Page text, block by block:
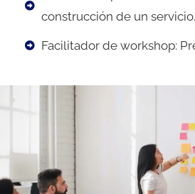
construcción de un servicio.
Facilitador de workshop: